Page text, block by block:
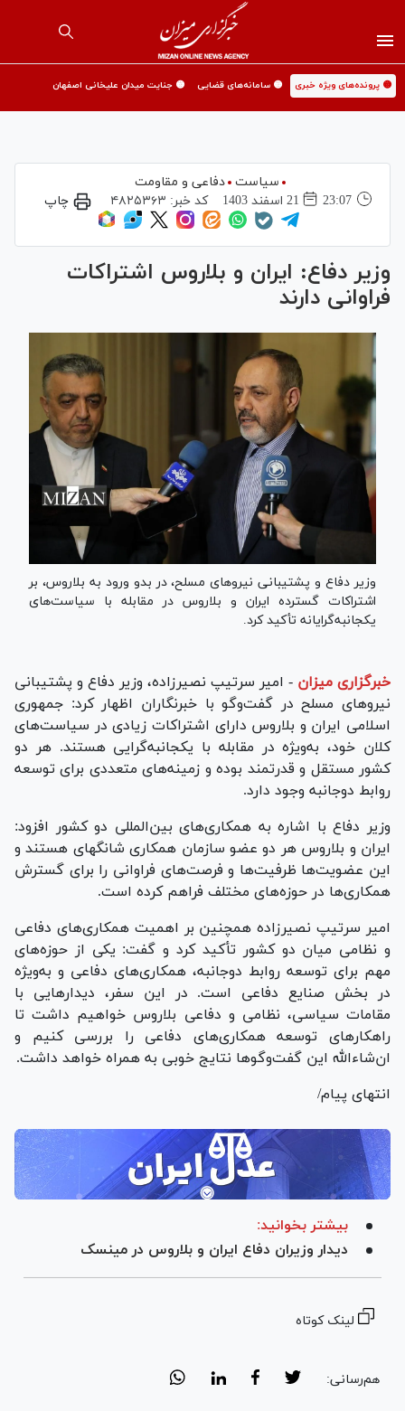
🟡 پرونده‌های ویژه خبری 🟡 سامانه‌های قضایی 🟡 جنایت میدان علیخانی اصفهان
سیاست
دفاعی و مقاومت
23:07
21 اسفند 1403 کد خبر: ۴۸۲۵۳۶۳ چاپ
‎وزیر دفاع: ایران و بلاروس اشتراکات
فراوانی دارند
وزیر دفاع و پشتیبانی نیروهای مسلح، در بدو ورود به بلاروس، بر
اشتراکات گسترده ایران و بلاروس در مقابله با سیاست‌های
یکجانبه‌گرایانه تأکید کرد.
خبرگزاری میزان - امیر سرتیپ نصیرزاده، وزیر دفاع و پشتیبانی
نیروهای مسلح در گفت‌و‌گو با خبرنگاران اظهار کرد: جمهوری
اسلامی ایران و بلاروس دارای اشتراکات زیادی در سیاست‌های
کلان خود، به‌ویژه در مقابله با یکجانبه‌گرایی هستند. هر دو
کشور مستقل و قدرتمند بوده و زمینه‌های متعددی برای توسعه
روابط دوجانبه وجود دارد.
وزیر دفاع با اشاره به همکاری‌های بین‌المللی دو کشور افزود:
ایران و بلاروس هر دو عضو سازمان همکاری شانگهای هستند و
این عضویت‌ها ظرفیت‌ها و فرصت‌های فراوانی را برای گسترش
همکاری‌ها در حوزه‌های مختلف فراهم کرده است.
امیر سرتیپ نصیرزاده همچنین بر اهمیت همکاری‌های دفاعی
و نظامی میان دو کشور تأکید کرد و گفت: یکی از حوزه‌های
مهم برای توسعه روابط دوجانبه، همکاری‌های دفاعی و به‌ویژه
در بخش صنایع دفاعی است. در این سفر، دیدار‌هایی با
مقامات سیاسی، نظامی و دفاعی بلاروس خواهیم داشت تا
راهکار‌های توسعه همکاری‌های دفاعی را بررسی کنیم و
ان‌شاء‌الله این گفت‌و‌گو‌ها نتایج خوبی به همراه خواهد داشت.
انتهای پیام/
بیشتر بخوانید:
دیدار وزیران دفاع ایران و بلاروس در مینسک
لینک کوتاه
هم‌رسانی: